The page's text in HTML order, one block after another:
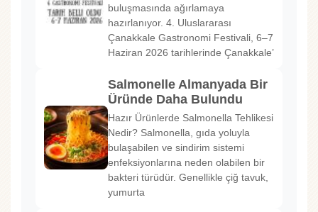
buluşmasında ağırlamaya
hazırlanıyor. 4. Uluslararası
Çanakkale Gastronomi Festivali, 6–7
Haziran 2026 tarihlerinde Çanakkale’
Salmonelle Almanyada Bir
Üründe Daha Bulundu
Hazır Ürünlerde Salmonella Tehlikesi
Nedir? Salmonella, gıda yoluyla
bulaşabilen ve sindirim sistemi
enfeksiyonlarına neden olabilen bir
bakteri türüdür. Genellikle çiğ tavuk,
yumurta